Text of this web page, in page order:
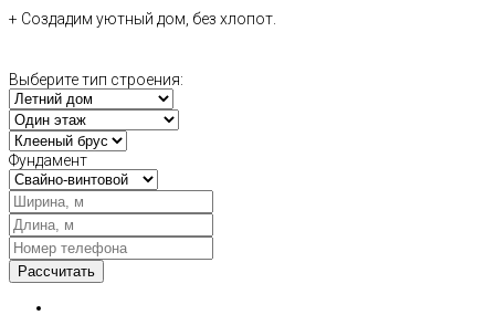
+ Создадим уютный дом, без хлопот.
Выберите тип строения:
Фундамент